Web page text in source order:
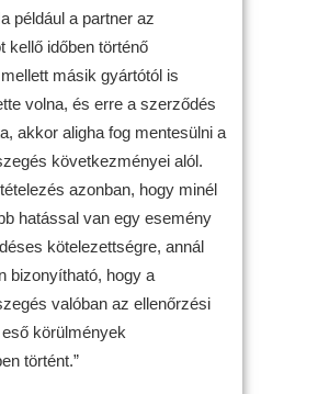
például a partner az
kellő időben történő
másik gyártótól is
volna, és erre a szerződés
akkor aligha fog mentesülni a
következményei alól.
azonban, hogy minél
hatással van egy esemény
kötelezettségre, annál
bizonyítható, hogy a
valóban az ellenőrzési
körülmények
történt.”